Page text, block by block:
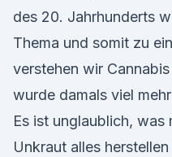
des 20. Jahrhunderts
Thema und somit zu
verstehen wir
wurde damals viel
Es ist unglaublich, was
Unkraut alles